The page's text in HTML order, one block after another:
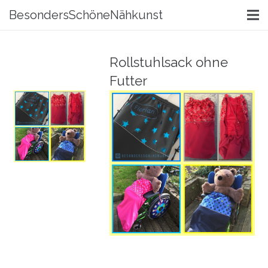
BesondersSchöneNähkunst
Rollstuhlsack ohne
Futter